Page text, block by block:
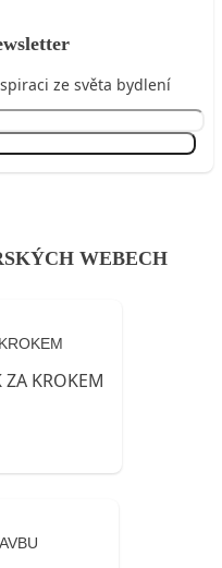
ze světa bydlení
WEBECH